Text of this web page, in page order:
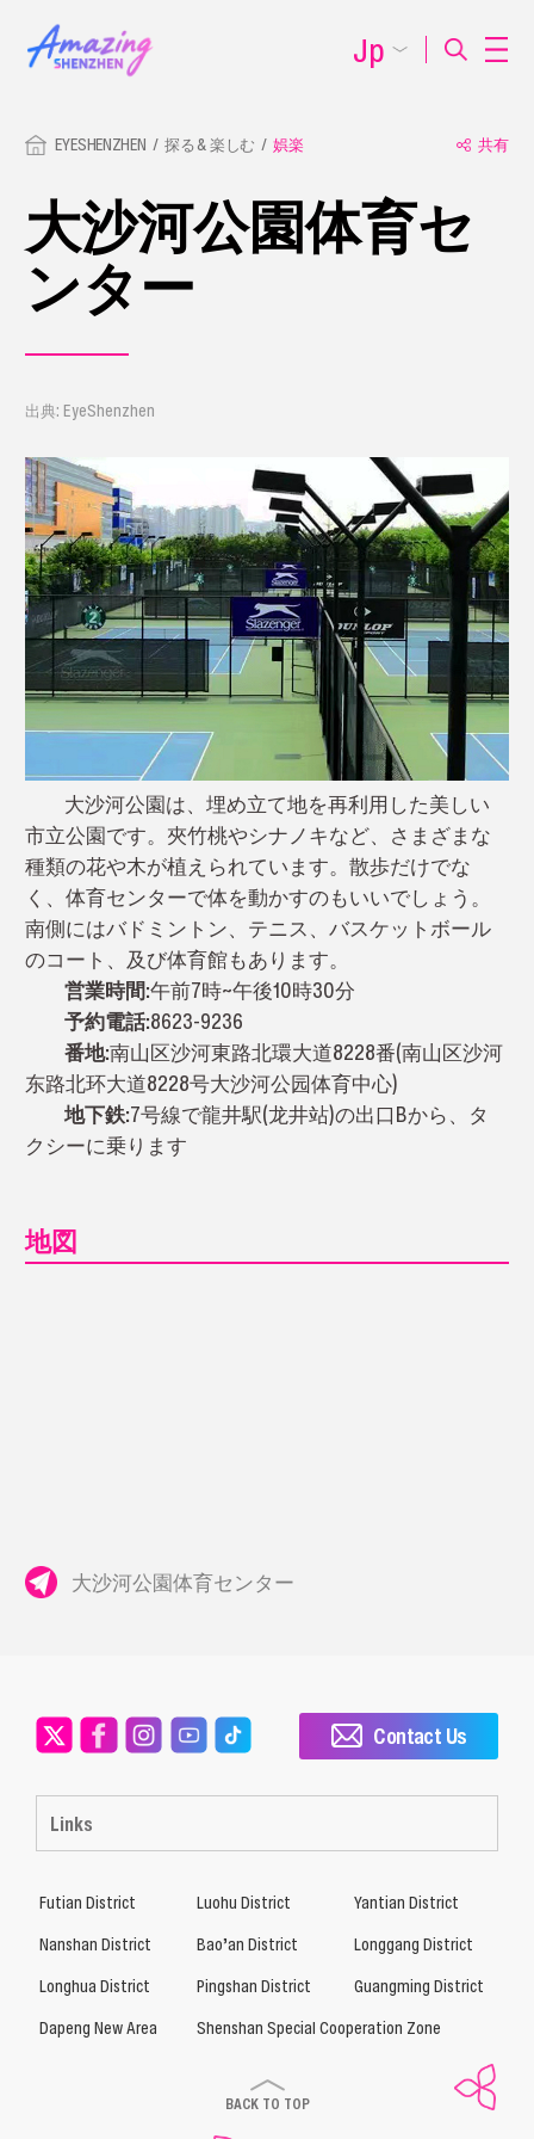
EYESHENZHEN 探る & 楽しむ 娯楽 共有
大沙河公園体育セ
ンター
出典: EyeShenzhen
大沙河公園は、埋め立て地を再利用した美しい
市立公園です。夾竹桃やシナノキなど、さまざまな
種類の花や木が植えられています。散歩だけでな
く、体育センターで体を動かすのもいいでしょう。
南側にはバドミントン、テニス、バスケットボール
のコート、及び体育館もあります。
営業時間:午前7時~午後10時30分
予約電話:8623-9236
番地:南山区沙河東路北環大道8228番(南山区沙河
东路北环大道8228号大沙河公园体育中心)
地下鉄:7号線で龍井駅(龙井站)の出口Bから、タ
クシーに乗ります
地図
大沙河公園体育センター
Jp
Links
Contact Us
Futian District Luohu District
Yantian District
Nanshan District
Bao’an District
Longgang District
Longhua District
Pingshan District
Guangming District
Dapeng New Area
Shenshan Special Cooperation Zone
BACK TO TOP